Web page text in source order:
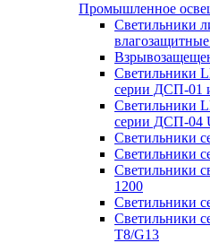
Промышленное
Светильники
влагозащитные
Светильники
серии ДСП-01
Светильники
серии ДСП-04
Светильники
Светильники
Светильники
1200
Светильники
Светильники
T8/G13